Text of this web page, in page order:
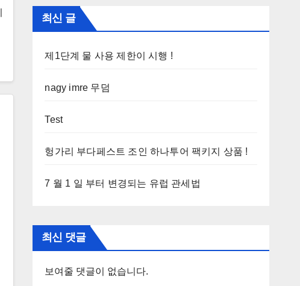
최신 글
제1단계 물 사용 제한이 시행 !
nagy imre 무덤
Test
헝가리 부다페스트 조인 하나투어 팩키지 상품 !
7 월 1 일 부터 변경되는 유럽 관세법
최신 댓글
보여줄 댓글이 없습니다.